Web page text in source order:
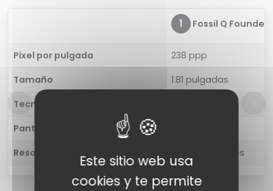
1 Fossil Q Founder
Píxel por pulgada
238 ppp
Tamaño
1.81 pulgadas
Tecnología
Pantalla táctil
Resolución
320 x 290 píxeles
Este sitio web usa
cookies y te permite